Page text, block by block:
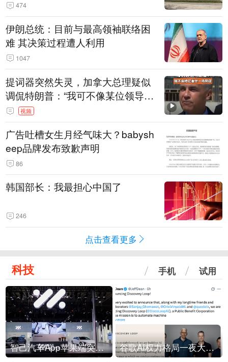
474
伊朗总统：目前与最高领袖联络困
难 其决策过程遭人利用
1047
提词器突然失灵，加拿大总理疑似
调侃特朗普：“我可不像某位领导
人，把这当成一场阴谋”，全场哄笑
视频
广告吐槽女生月经气味大？babysh
eep品牌发布致歉声明
86
韩国部长：我最担心中国了
246
点击查看更多
科技 手机 试用
智己汽车App苹果端突然“下架” 谷歌AI权力格局一夜大洗牌